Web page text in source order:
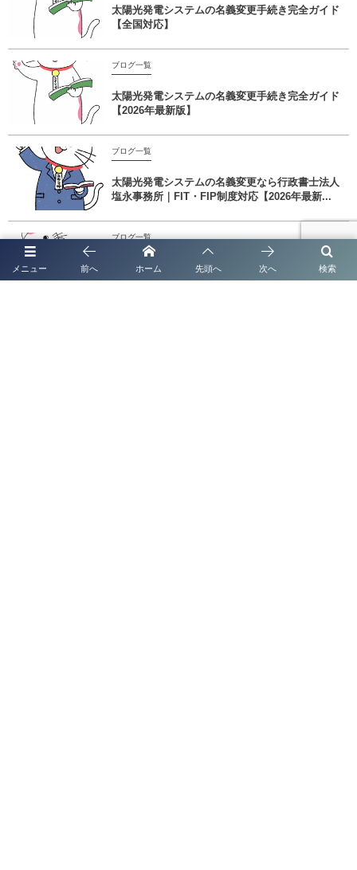
太陽光発電システムの名義変更手続き完全ガイド
【全国対応】
ブログ一覧
太陽光発電システムの名義変更手続き完全ガイド
【2026年最新版】
ブログ一覧
太陽光発電システムの名義変更なら行政書士法人
塩永事務所｜FIT・FIP制度対応【2026年最新...
ブログ一覧
行政書士法人塩永事務所 外国人の会社設立＋経
営・管理ビザ取得を熊本で完全ワンストップ支援
メニュー 検索
前へ ホーム 先頭へ 次へ